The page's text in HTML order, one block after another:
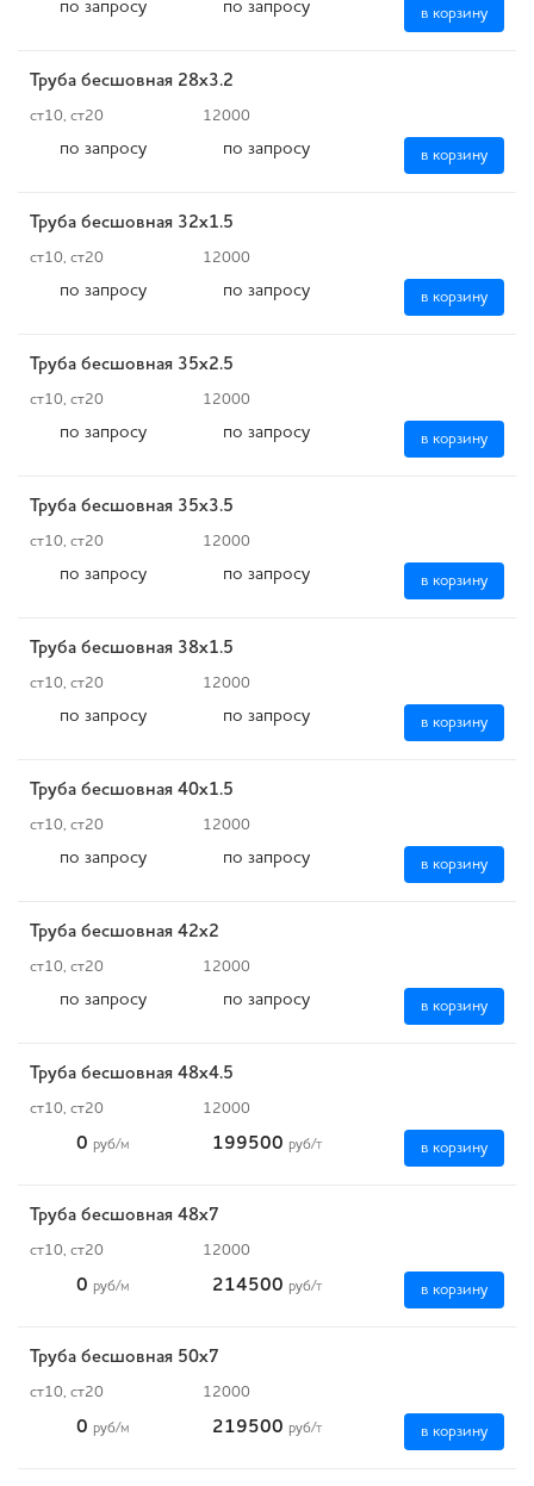
по запросу по запросу в корзину
Труба бесшовная 28х3.2
ст10, ст20 12000
по запросу по запросу в корзину
Труба бесшовная 32х1.5
ст10, ст20 12000
по запросу по запросу в корзину
Труба бесшовная 35х2.5
ст10, ст20 12000
по запросу по запросу в корзину
Труба бесшовная 35х3.5
ст10, ст20 12000
по запросу по запросу в корзину
Труба бесшовная 38х1.5
ст10, ст20 12000
по запросу по запросу в корзину
Труба бесшовная 40х1.5
ст10, ст20 12000
по запросу по запросу в корзину
Труба бесшовная 42х2
ст10, ст20 12000
по запросу по запросу в корзину
Труба бесшовная 48х4.5
ст10, ст20 12000
0 руб/м 199500 руб/т в корзину
Труба бесшовная 48х7
ст10, ст20 12000
0 руб/м 214500 руб/т в корзину
Труба бесшовная 50х7
ст10, ст20 12000
0 руб/м 219500 руб/т в корзину